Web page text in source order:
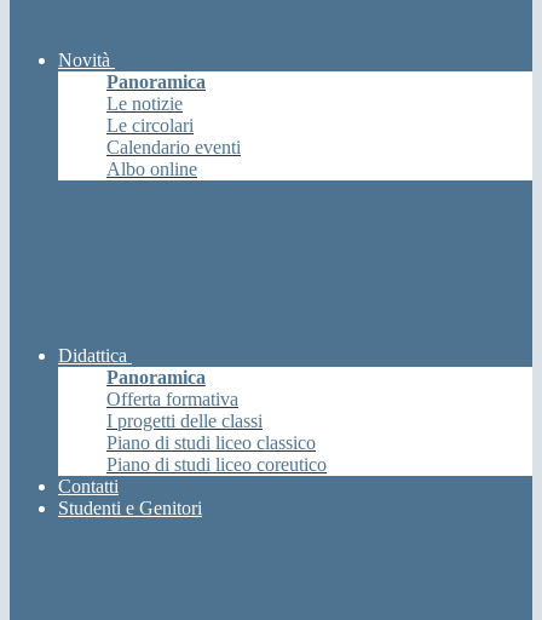
Novità
Panoramica
Le notizie
Le circolari
Calendario eventi
Albo online
Didattica
Panoramica
Offerta formativa
I progetti delle classi
Piano di studi liceo classico
Piano di studi liceo coreutico
Contatti
Studenti e Genitori